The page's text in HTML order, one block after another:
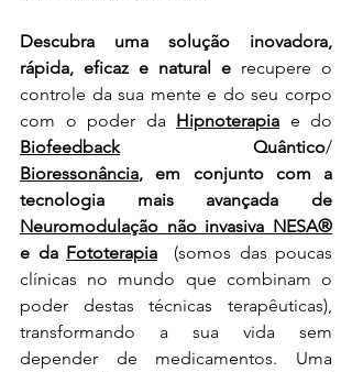
Descubra uma solução inovadora,
rápida, eficaz e natural e recupere o
controle da sua mente e do seu corpo
com o poder da Hipnoterapia
Biofeedback Quântico
Bioressonância, em conjunto com a
Neuromodulação não invasiva NESA®
e da Fototerapia
(somos das poucas
clínicas no mundo que combinam o
poder destas técnicas terapêuticas),
transformando a sua vida sem
depender de medicamentos. Uma